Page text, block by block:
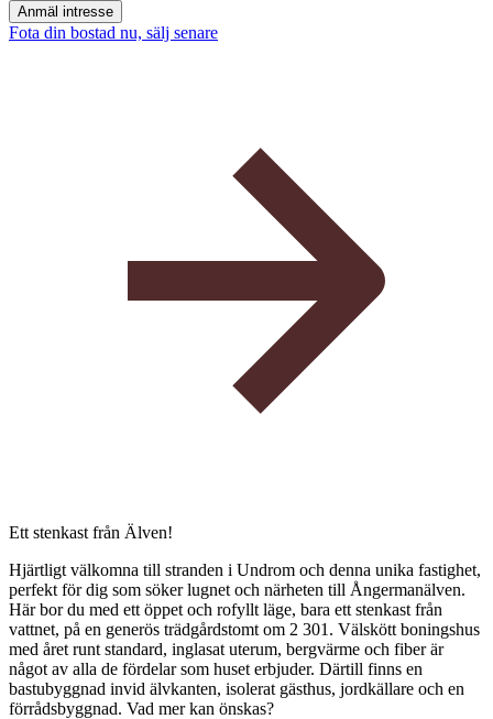
Anmäl intresse
Fota din bostad nu, sälj senare
Ett stenkast från Älven!
Hjärtligt välkomna till stranden i Undrom och denna unika fastighet,
perfekt för dig som söker lugnet och närheten till Ångermanälven.
Här bor du med ett öppet och rofyllt läge, bara ett stenkast från
vattnet, på en generös trädgårdstomt om 2 301. Välskött boningshus
med året runt standard, inglasat uterum, bergvärme och fiber är
något av alla de fördelar som huset erbjuder. Därtill finns en
bastubyggnad invid älvkanten, isolerat gästhus, jordkällare och en
förrådsbyggnad. Vad mer kan önskas?